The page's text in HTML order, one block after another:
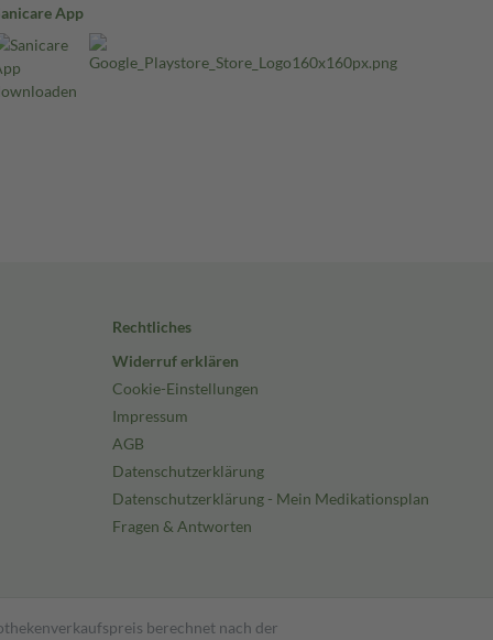
App
Rechtliches
Widerruf erklären
Cookie-Einstellungen
Impressum
AGB
Datenschutzerklärung
Datenschutzerklärung - Mein Medikationsplan
Fragen & Antworten
berechnet nach der